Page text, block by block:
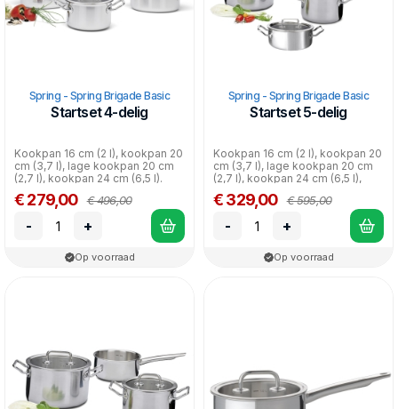
Spring - Spring Brigade Basic
Startset 4-delig
Kookpan 16 cm (2 l), kookpan 20
cm (3,7 l), lage kookpan 20 cm
(2,7 l), kookpan 24 cm (6,5 l).
€ 279,00 € 496,00
- +
Op voorraad
Spring - Spring Brigade Basic
Startset 5-delig
Kookpan 16 cm (2 l), kookpan 20
cm (3,7 l), lage kookpan 20 cm
(2,7 l), kookpan 24 cm (6,5 l),
steelp...
€ 329,00 € 595,00
- +
Op voorraad